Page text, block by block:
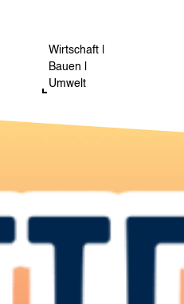
Wirtschaft |
Bauen |
Umwelt